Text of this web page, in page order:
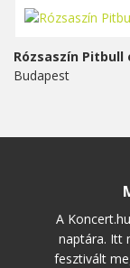
Rózsaszín Pitbull
Budapest
A
naptára. Itt
fesztivált